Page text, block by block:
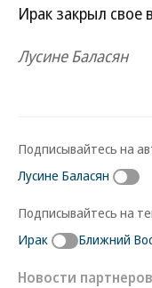
Ирак закрыл свое
Лусине Баласян
Подписывайтесь на
Лусине Баласян
Подписывайтесь на
Ирак
Ближний
Новости партнеров